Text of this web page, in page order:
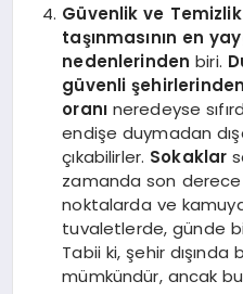
Güvenlik ve Temizlik
taşınmasının en
nedenlerinden biri.
güvenli şehirlerinden
oranıneredeyse
endişe duymadan
çıkabilirler. Sokaklar
zamanda son
noktalarda ve
tuvaletlerde, günde
Tabii ki, şehir
mümkündür, ancak